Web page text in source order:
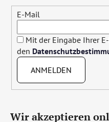
E-Mail
Mit der Eingabe Ihrer
den
ANMELDEN
Wir akzeptieren